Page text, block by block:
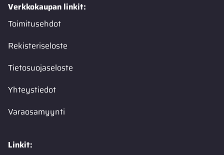
Verkkokaupan linkit:
Toimitusehdot
Rekisteriseloste
Tietosuojaseloste
Yhteystiedot
Varaosamyynti
Linkit: